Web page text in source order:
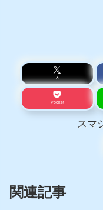
X
Pocket
スマ
関連記事